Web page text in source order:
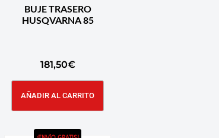
BUJE TRASERO
HUSQVARNA 85
181,50€
AÑADIR AL CARRITO